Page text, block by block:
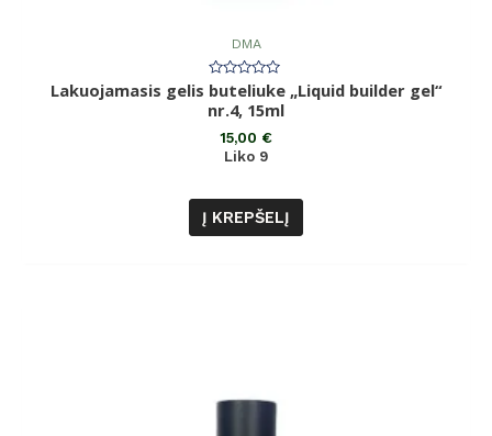
DMA
Įvertinimas:
0
iš
Lakuojamasis gelis buteliuke „Liquid builder gel“
nr.4, 15ml
15,00 €
Liko 9
Į KREPŠELĮ